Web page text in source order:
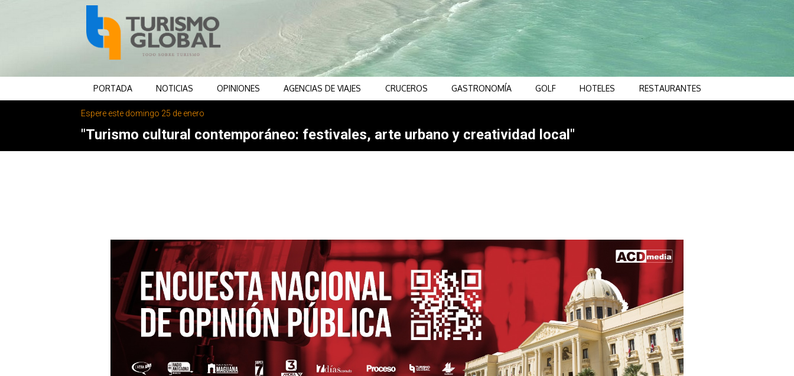
PORTADA NOTICIAS OPINIONES AGENCIAS DE VIAJES CRUCEROS GASTRONOMÍA GOLF HOTELES RESTAURANTES
Espere este domingo 25 de enero
"Turismo cultural contemporáneo: festivales, arte urbano y creatividad local"